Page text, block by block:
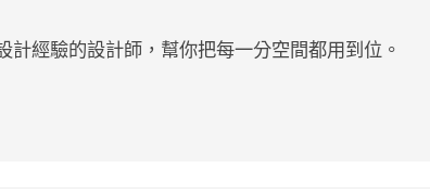
經驗的設計師，幫你把每一分空間都用到位。